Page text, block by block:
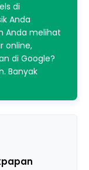
di
Anda
Anda melihat
online,
di Google?
Banyak